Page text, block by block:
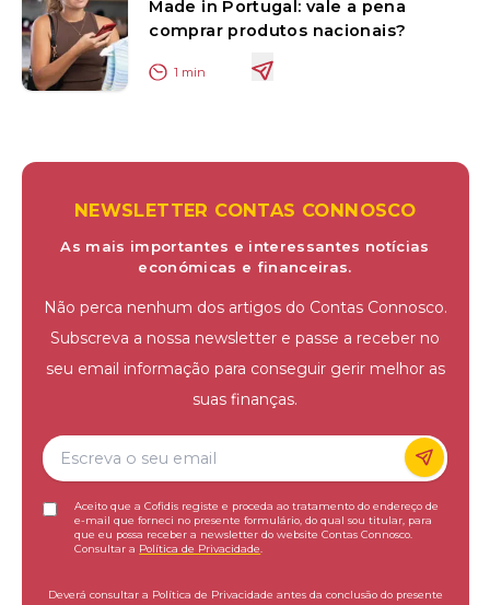
Made in Portugal: vale a pena
comprar produtos nacionais?
1 min
NEWSLETTER CONTAS CONNOSCO
As mais importantes e interessantes notícias
económicas e financeiras.
Não perca nenhum dos artigos do Contas Connosco.
Subscreva a nossa newsletter e passe a receber no
seu email informação para conseguir gerir melhor as
suas finanças.
Aceito que a Cofidis registe e proceda ao tratamento do endereço de
e-mail que forneci no presente formulário, do qual sou titular, para
que eu possa receber a newsletter do website Contas Connosco.
Consultar a Política de Privacidade
Deverá consultar a Política de Privacidade antes da conclusão do presente